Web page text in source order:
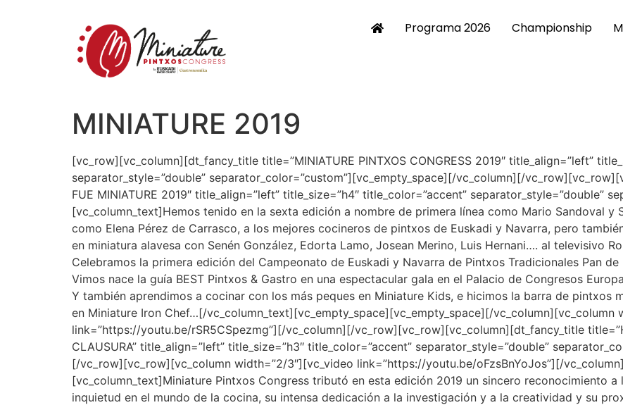
Programa 2026 Championship
MINIATURE 2019
[vc_row][vc_column][dt_fancy_title title=”MINIATURE PINTXOS CONGRESS 2019″ title_align=”left”
separator_style=”double” separator_color=”custom”][vc_empty_space][/vc_column][/
FUE MINIATURE 2019″ title_align=”left” title_size=”h4″ title_color=”accent” separator_style=”double”
[vc_column_text]Hemos tenido en la sexta edición a nombre de primera línea como Mario Sandoval y
como Elena Pérez de Carrasco, a los mejores cocineros de pintxos de Euskadi y Navarra, pero
en miniatura alavesa con Senén González, Edorta Lamo, Josean Merino, Luis Hernani…. al televisivo
Celebramos la primera edición del Campeonato de Euskadi y Navarra de Pintxos Tradicionales Pan
Vimos nace la guía BEST Pintxos & Gastro en una espectacular gala en el Palacio de Congresos
Y también aprendimos a cocinar con los más peques en Miniature Kids, e hicimos la barra de pintxos
en Miniature Iron Chef…[/vc_column_text][vc_empty_space][vc_empty_space][/vc_column][vc_column
link=”https://youtu.be/rSR5CSpezmg”][/vc_column][/vc_row][vc_row][vc_column][dt_fancy_title
CLAUSURA” title_align=”left” title_size=”h3″ title_color=”accent” separator_style=”double”
[/vc_row][vc_row][vc_column width=”2/3″][vc_video link=”https://youtu.be/oFzsBnYoJos”][/
[vc_column_text]Miniature Pintxos Congress tributó en esta edición 2019 un sincero reconocimiento
inquietud en el mundo de la cocina, su intensa dedicación a la investigación y a la creatividad y su